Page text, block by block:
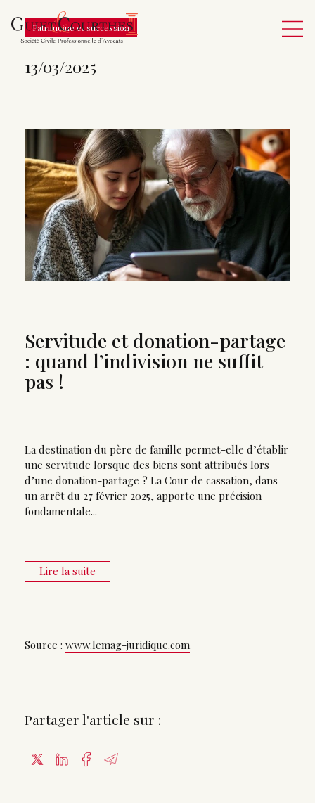
Servitude et donation-partage
: quand l’indivision ne suffit
pas !
13/03/2025
Patrimoine et succession
Source : www.lemag-juridique.com
La destination du père de famille permet-elle d’établir
une servitude lorsque des biens sont attribués lors
d’une donation-partage ? La Cour de cassation, dans
un arrêt du 27 février 2025, apporte une précision
fondamentale...
Lire la suite